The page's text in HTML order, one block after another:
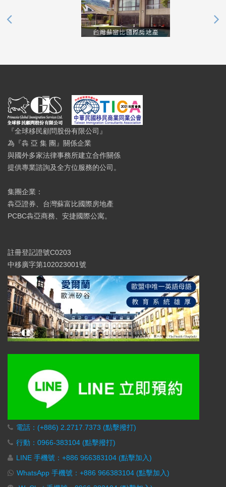
『全球移民顧問股份有限公司』
為『犇 亞 集 團』關係企業
與國外多家法律事務所建立合作關係
提供專業諮詢及全方位服務的公司。
集團企業：
犇亞證券、台灣蘇富比國際房地產
PCBC犇亞商務、安捷國際公寓。
註冊登記證號C0203
中移廣字第102023001號
電話：(+886) 2.2717.7373 (點擊撥打)
行動：0966-383104 (點擊撥打)
LINE 手機號：+886 966383104 (點擊加入)
WhatsApp 手機號：+886 966383104 (點擊加入)